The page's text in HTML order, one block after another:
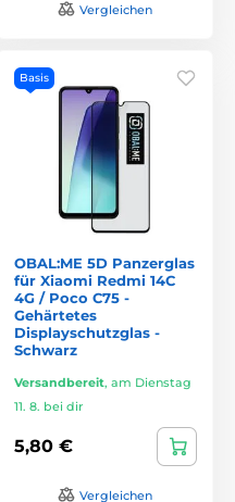
Vergleichen
Basis
OBAL:ME 5D Panzerglas
für Xiaomi Redmi 14C
4G / Poco C75 -
Gehärtetes
Displayschutzglas -
Schwarz
Versandbereit, am Dienstag
11. 8. bei dir
5,80 €
Vergleichen